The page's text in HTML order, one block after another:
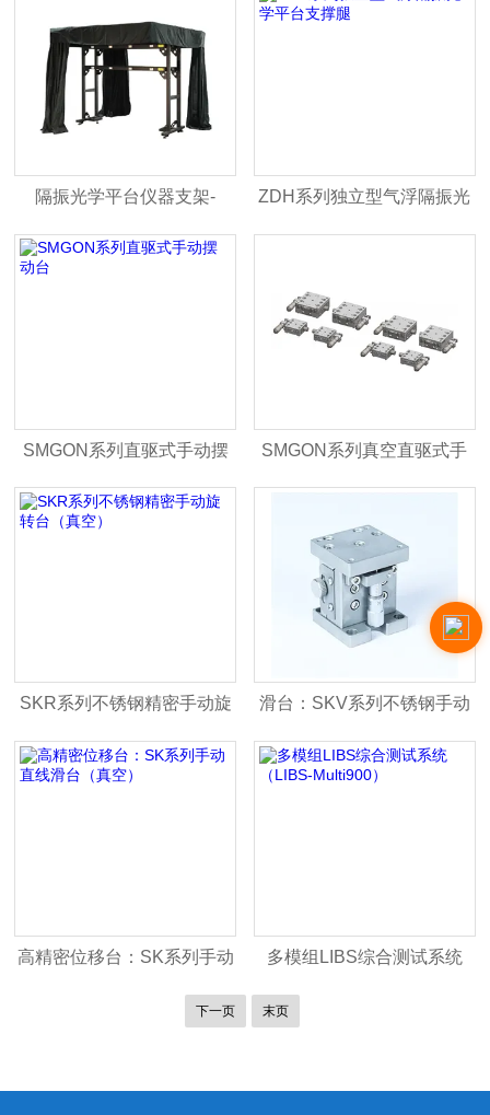
隔振光学平台仪器支架-
OTNS系列
ZDH系列独立型气浮隔振光
学平台支撑腿
SMGON系列直驱式手动摆
动台
SMGON系列真空直驱式手
动摆动台
SKR系列不锈钢精密手动旋
转台（真空）
滑台：SKV系列不锈钢手动
升降台（真空）
高精密位移台：SK系列手动
直线滑台（真空）
多模组LIBS综合测试系统
（LIBS-Multi900）
下一页 末页